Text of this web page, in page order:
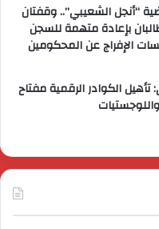
“أنجل الشعيبي”.. وقفتان
بإعادة متهمة للسجن
الإفراج عن المحكومين
الكوادر الرقمية مفتاح